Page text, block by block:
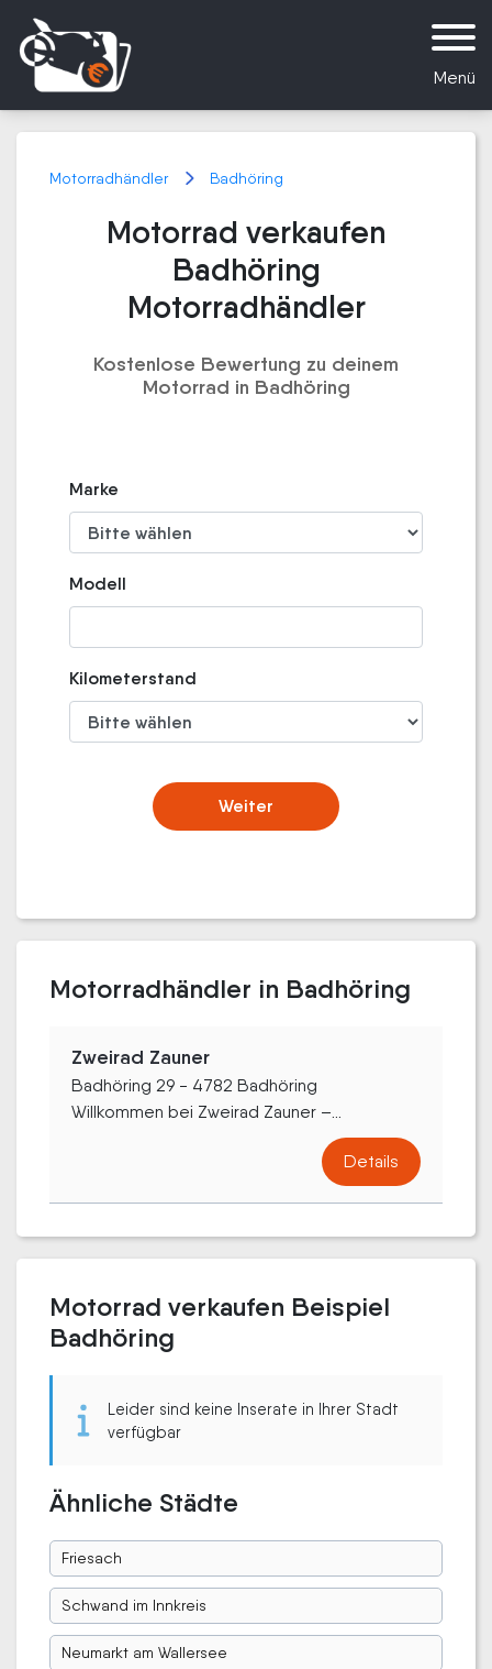
Menü
Motorradhändler Badhöring
Motorrad verkaufen
Badhöring
Motorradhändler
Kostenlose Bewertung zu deinem
Motorrad in Badhöring
Marke
Modell
Kilometerstand
Weiter
Motorradhändler in Badhöring
Zweirad Zauner
Badhöring 29 - 4782 Badhöring
Willkommen bei Zweirad Zauner –...
Details
Motorrad verkaufen Beispiel
Badhöring
Leider sind keine Inserate in Ihrer Stadt
verfügbar
Ähnliche Städte
Friesach
Schwand im Innkreis
Neumarkt am Wallersee